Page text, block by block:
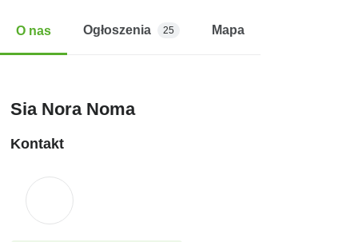
O nas Ogłoszenia 25 Mapa
Sia Nora Noma
Kontakt